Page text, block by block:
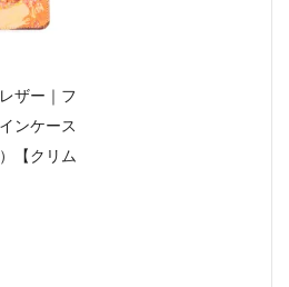
ザー｜フ
ンケース
【クリム